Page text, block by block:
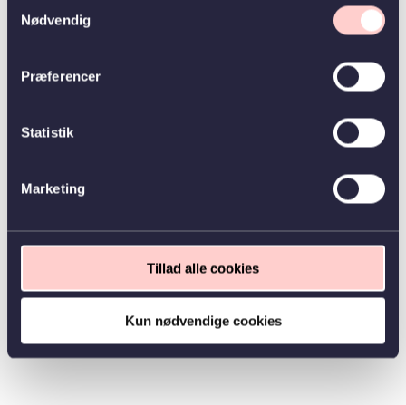
Nødvendig
Præferencer
Statistik
Marketing
Tillad alle cookies
Kun nødvendige cookies